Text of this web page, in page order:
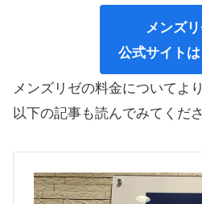
メンズ
公式サイト
メンズリゼの料金についてよ
以下の記事も読んでみてくださ